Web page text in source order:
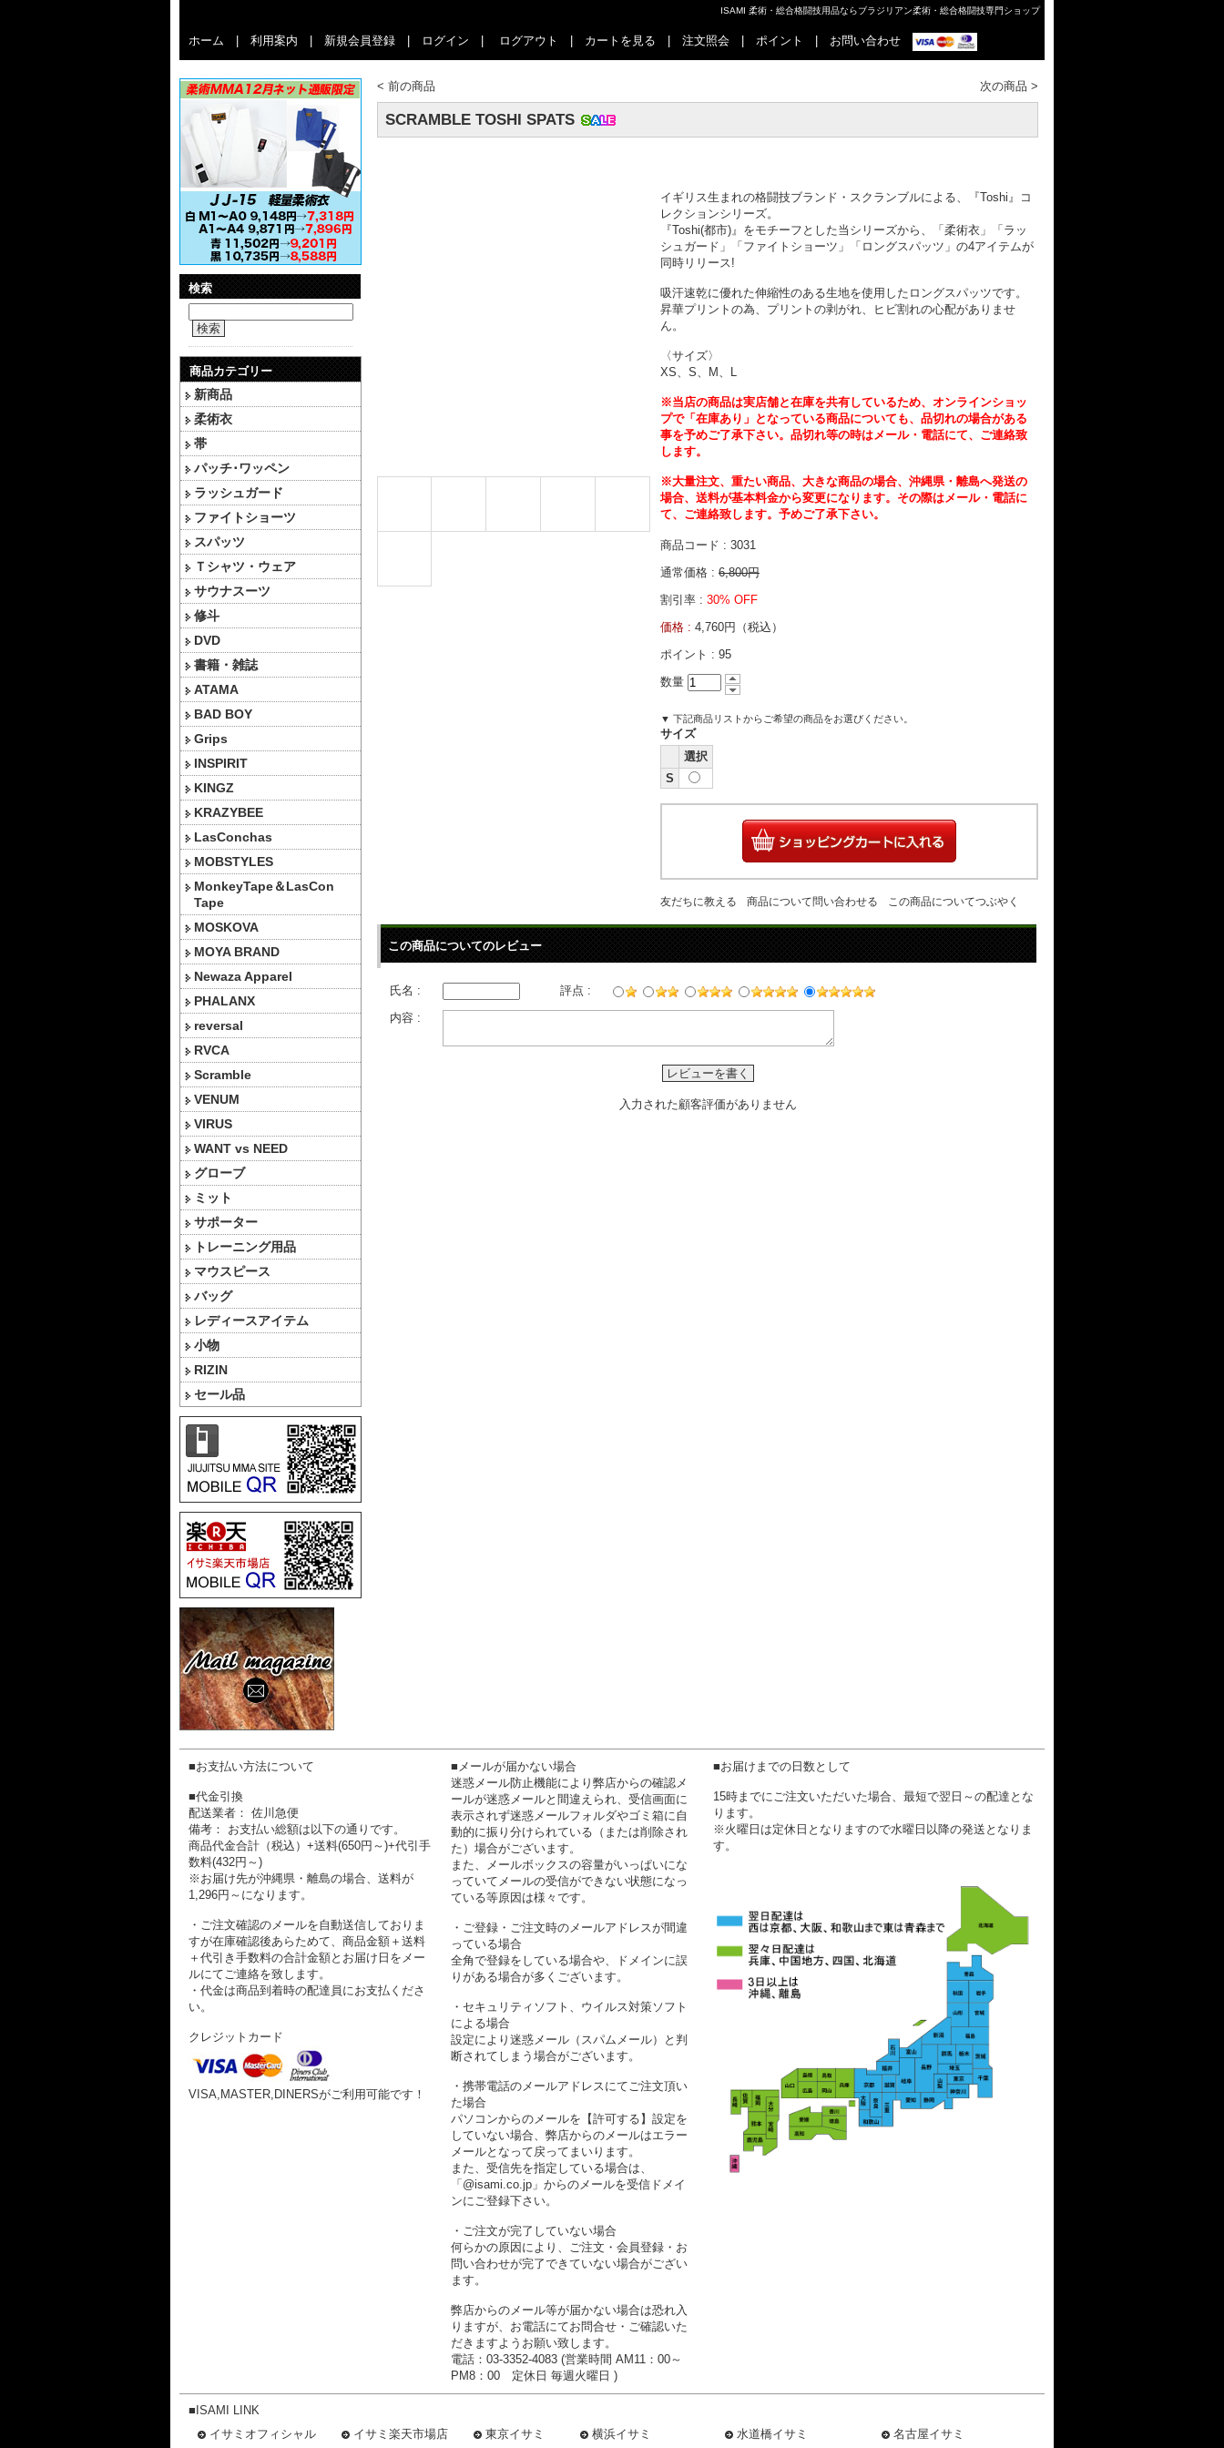
ISAMI 柔術・総合格闘技用品ならブラジリアン柔術・総合格闘技専門ショップ
ホーム 利用案内 新規会員登録 ログイン ログアウト カートを見る 注文照会 ポイント お問い合わせ
検索
検索
商品カテゴリー
新商品
柔術衣
帯
パッチ･ワッペン
ラッシュガード
ファイトショーツ
スパッツ
Ｔシャツ・ウェア
サウナスーツ
修斗
DVD
書籍・雑誌
ATAMA
BAD BOY
Grips
INSPIRIT
KINGZ
KRAZYBEE
LasConchas
MOBSTYLES
MonkeyTape＆LasCon
Tape
MOSKOVA
MOYA BRAND
Newaza Apparel
PHALANX
reversal
RVCA
Scramble
VENUM
VIRUS
WANT vs NEED
グローブ
ミット
サポーター
トレーニング用品
マウスピース
バッグ
レディースアイテム
小物
RIZIN
セール品
< 前の商品 次の商品 >
SCRAMBLE TOSHI SPATS
イギリス生まれの格闘技ブランド・スクランブルによる、『Toshi』コ
レクションシリーズ。
『Toshi(都市)』をモチーフとした当シリーズから、「柔術衣」「ラッ
シュガード」「ファイトショーツ」「ロングスパッツ」の4アイテムが
同時リリース!
吸汗速乾に優れた伸縮性のある生地を使用したロングスパッツです。
昇華プリントの為、プリントの剥がれ、ヒビ割れの心配がありませ
ん。
〈サイズ〉
XS、S、M、L
※当店の商品は実店舗と在庫を共有しているため、オンラインショッ
プで「在庫あり」となっている商品についても、品切れの場合がある
事を予めご了承下さい。品切れ等の時はメール・電話にて、ご連絡致
します。
※大量注文、重たい商品、大きな商品の場合、沖縄県・離島へ発送の
場合、送料が基本料金から変更になります。その際はメール・電話に
て、ご連絡致します。予めご了承下さい。
商品コード : 3031
通常価格 : 6,800円
割引率 : 30% OFF
価格 : 4,760円（税込）
ポイント : 95
数量
▼ 下記商品リストからご希望の商品をお選びください。
サイズ
選択
S
友だちに教える 商品について問い合わせる この商品についてつぶやく
この商品についてのレビュー
氏名 :
評点 :
内容 :
レビューを書く
入力された顧客評価がありません
■お支払い方法について
■代金引換
配送業者： 佐川急便
備考： お支払い総額は以下の通りです。
商品代金合計（税込）+送料(650円～)+代引手
数料(432円～)
※お届け先が沖縄県・離島の場合、送料が
1,296円～になります。
・ご注文確認のメールを自動送信しておりま
すが在庫確認後あらためて、商品金額＋送料
＋代引き手数料の合計金額とお届け日をメー
ルにてご連絡を致します。
・代金は商品到着時の配達員にお支払くださ
い。
クレジットカード
VISA,MASTER,DINERSがご利用可能です！
■メールが届かない場合
迷惑メール防止機能により弊店からの確認メ
ールが迷惑メールと間違えられ、受信画面に
表示されず迷惑メールフォルダやゴミ箱に自
動的に振り分けられている（または削除され
た）場合がございます。
また、メールボックスの容量がいっぱいにな
っていてメールの受信ができない状態になっ
ている等原因は様々です。
・ご登録・ご注文時のメールアドレスが間違
っている場合
全角で登録をしている場合や、ドメインに誤
りがある場合が多くございます。
・セキュリティソフト、ウイルス対策ソフト
による場合
設定により迷惑メール（スパムメール）と判
断されてしまう場合がございます。
・携帯電話のメールアドレスにてご注文頂い
た場合
パソコンからのメールを【許可する】設定を
していない場合、弊店からのメールはエラー
メールとなって戻ってまいります。
また、受信先を指定している場合は、
「@isami.co.jp」からのメールを受信ドメイ
ンにご登録下さい。
・ご注文が完了していない場合
何らかの原因により、ご注文・会員登録・お
問い合わせが完了できていない場合がござい
ます。
弊店からのメール等が届かない場合は恐れ入
りますが、お電話にてお問合せ・ご確認いた
だきますようお願い致します。
電話：03-3352-4083 (営業時間 AM11：00～
PM8：00 定休日 毎週火曜日 )
■お届けまでの日数として
15時までにご注文いただいた場合、最短で翌日～の配達とな
ります。
※火曜日は定休日となりますので水曜日以降の発送となりま
す。
■ISAMI LINK
イサミオフィシャル
イサミ楽天市場店 東京イサミ 横浜イサミ 水道橋イサミ 名古屋イサミ